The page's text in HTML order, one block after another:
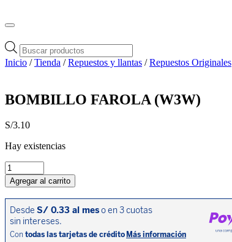
Búsqueda
de
productos
Inicio /Tienda /Repuestos y llantas /Repuestos Originales
BOMBILLO FAROLA (W3W)
S/3.10
Hay existencias
BOMBILLO
FAROLA
(W3W)
cantidad
Agregar al carrito